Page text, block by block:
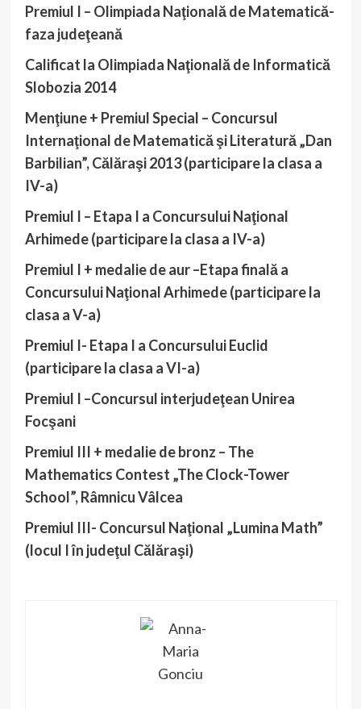
Premiul I – Olimpiada Naţională de Matematică-
faza judeţeană
Calificat la Olimpiada Naţională de Informatică
Slobozia 2014
Menţiune + Premiul Special – Concursul
Internaţional de Matematică şi Literatură „Dan
Barbilian”, Călăraşi 2013 (participare la clasa a
IV-a)
Premiul I – Etapa I a Concursului Naţional
Arhimede (participare la clasa a IV-a)
Premiul I + medalie de aur –Etapa finală a
Concursului Naţional Arhimede (participare la
clasa a V-a)
Premiul I- Etapa I a Concursului Euclid
(participare la clasa a VI-a)
Premiul I –Concursul interjudeţean Unirea
Focşani
Premiul III + medalie de bronz – The
Mathematics Contest „The Clock-Tower
School”, Râmnicu Vâlcea
Premiul III- Concursul Naţional „Lumina Math”
(locul I în judeţul Călăraşi)